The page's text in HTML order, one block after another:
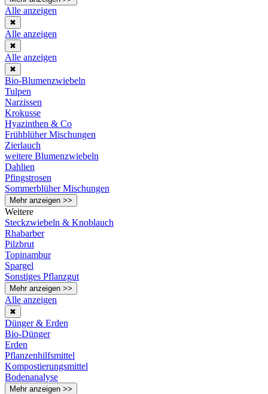
Alle anzeigen
✖
Alle anzeigen
✖
Alle anzeigen
✖
Bio-Blumenzwiebeln
Tulpen
Narzissen
Krokusse
Hyazinthen & Co
Frühblüher Mischungen
Zierlauch
weitere Blumenzwiebeln
Dahlien
Pfingstrosen
Sommerblüher Mischungen
Mehr anzeigen >>
Weitere
Steckzwiebeln & Knoblauch
Rhabarber
Pilzbrut
Topinambur
Spargel
Sonstiges Pflanzgut
Mehr anzeigen >>
Alle anzeigen
✖
Dünger & Erden
Bio-Dünger
Erden
Pflanzenhilfsmittel
Kompostierungsmittel
Bodenanalyse
Mehr anzeigen >>